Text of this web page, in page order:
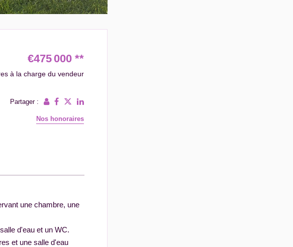
€475 000 **
à la charge du vendeur
Partager :
Nos honoraires
une chambre, une
d'eau et un WC.
et une salle d'eau